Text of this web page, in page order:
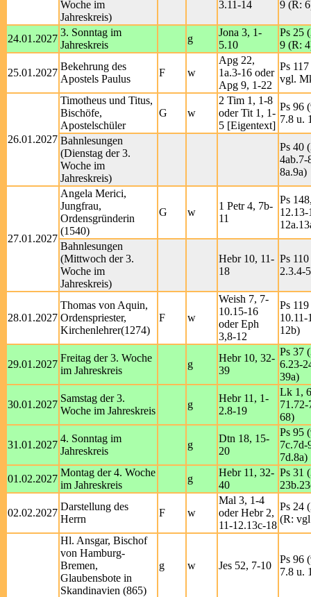
Woche im
Jahreskreis)
3.11-14
9 (R:
24.01.2027
3. Sonntag im
Jahreskreis
g
Jona 3, 1-
5.10
Ps 25
9 (R:
25.01.2027
Bekehrung des
Apostels Paulus
F w
Apg 22,
1a.3-16 oder
Apg 9, 1-22
Ps
vgl.
26.01.2027
Timotheus und Titus,
Bischöfe,
Apostelschüler
G w
2 Tim 1, 1-8
oder Tit 1, 1-
5 [Eigentext]
Ps 96
7.8 u.
Bahnlesungen
(Dienstag der 3.
Woche im
Jahreskreis)
Ps 40
4ab.7-
8a.9a)
27.01.2027
Angela Merici,
Jungfrau,
Ordensgründerin
(1540)
G w
1 Petr 4, 7b-
11
Ps
Bahnlesungen
(Mittwoch der 3.
Woche im
Jahreskreis)
Hebr 10, 11-
18
Ps
2.3.4-
28.01.2027
Thomas von Aquin,
Ordenspriester,
Kirchenlehrer(1274)
F w
Weish 7, 7-
10.15-16
oder Eph
3,8-12
Ps
10.11-
12b)
29.01.2027
Freitag der 3. Woche
im Jahreskreis
g
Hebr 10, 32-
39
Ps 37
6.23-
39a)
30.01.2027
Samstag der 3.
Woche im Jahreskreis
g
Hebr 11, 1-
2.8-19
Lk 1,
68)
31.01.2027
4. Sonntag im
Jahreskreis
g
Dtn 18, 15-
20
Ps 95
7c.7d-
7d.8a)
01.02.2027
Montag der 4. Woche
im Jahreskreis
g
Hebr 11, 32-
40
Ps 31
02.02.2027
Darstellung des
Herrn
F w
Mal 3, 1-4
oder Hebr 2,
11-12.13c-18
Ps 24
(R:
Hl. Ansgar, Bischof
von Hamburg-
Bremen,
Glaubensbote in
Skandinavien (865)
g w Jes 52, 7-10
Ps 96
7.8 u.